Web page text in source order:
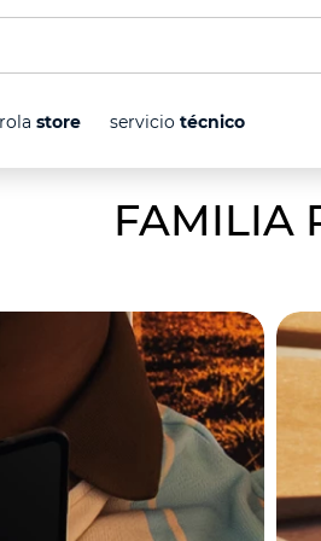
store servicio técnico
FAMILIA